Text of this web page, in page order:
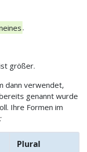
.
größer.
dann verwendet,
genannt wurde
Ihre Formen im
Plural